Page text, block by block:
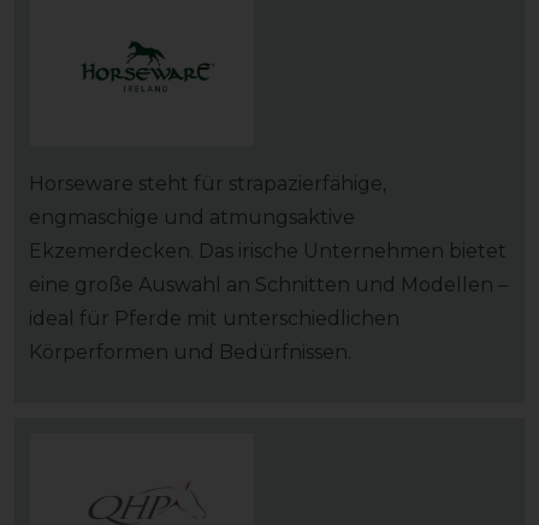
Horseware steht für strapazierfähige,
engmaschige und atmungsaktive
Ekzemerdecken. Das irische Unternehmen bietet
eine große Auswahl an Schnitten und Modellen –
ideal für Pferde mit unterschiedlichen
Körperformen und Bedürfnissen.